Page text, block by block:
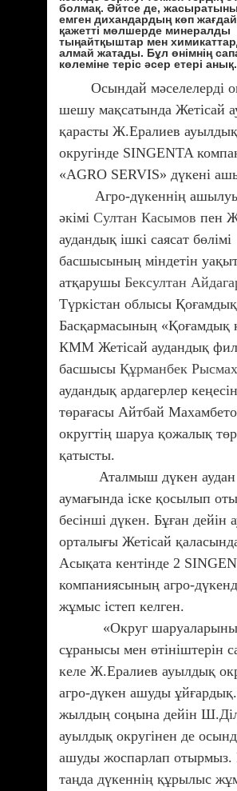
болмақ. Әйтсе де,
емген дихандардың көп
қажетті мөлшерде минералды
тыңайтқыштар мен
алмай жатады. Бұл өнімнің
көлеміне теріс әсер етері анық.
Осындай мәселелерді
шешу мақсатында Жетісай
қарасты Ж.Ералиев ауылдық
округінде SINGENTA
«AGRO SERVIS» дүкені
Агро-дүкеннің
әкімі Султан Касымов пен
аудандық ішкі саясат бөлімі
басшысының міндетін
атқарушы Бексултан
Түркістан облысы
Басқармасының «Қоғамдық
КММ Жетісай аудандық
басшысы Құрманбек
аудандық ардагерлер
төрағасы Айтбай
округтің шаруа қожалық
қатысты.
Аталмыш дүкен аудан
аумағында іске қосылып
бесінші дүкен. Бұған дейін
орталығы Жетісай
Асықата кентінде 2
компаниясының агро-
жұмыс істеп келген.
«Округ
сұранысы мен өтініштерін
келе Ж.Ералиев ауылдық
агро-дүкен ашуды
жылдың соңына дейін
ауылдық округінен де
ашуды жоспарлап отырмыз.
таңда дүкеннің құрылыс